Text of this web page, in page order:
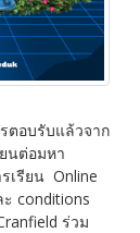
ตอบรับแล้วจาก
นต่อมหา
เรียน Online
conditions
ร่วม